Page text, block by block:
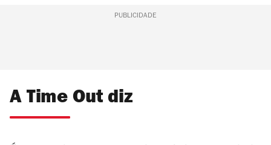
PUBLICIDADE
A Time Out diz